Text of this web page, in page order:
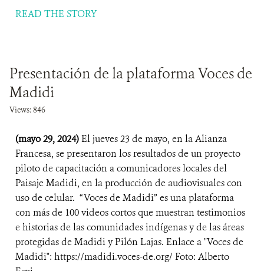
READ THE STORY
Presentación de la plataforma Voces de
Madidi
Views: 846
(mayo 29, 2024)El jueves 23 de mayo, en la Alianza
Francesa, se presentaron los resultados de un proyecto
piloto de capacitación a comunicadores locales del
Paisaje Madidi, en la producción de audiovisuales con
uso de celular. “Voces de Madidi” es una plataforma
con más de 100 videos cortos que muestran testimonios
e historias de las comunidades indígenas y de las áreas
protegidas de Madidi y Pilón Lajas. Enlace a "Voces de
Madidi": https://madidi.voces-de.org/ Foto: Alberto